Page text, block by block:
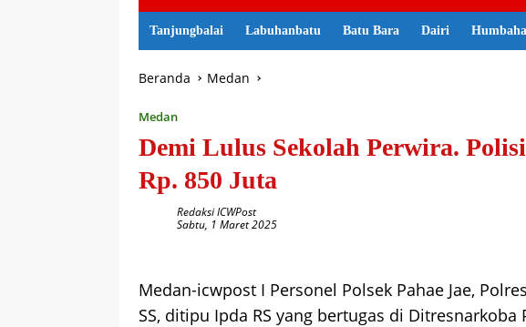
Tanjungbalai Labuhanbatu Batu Bara Dairi
Beranda Medan
Medan
Demi Lulus Sekolah Perwira.
Rp. 850 Juta
Redaksi ICWPost
Sabtu, 1 Maret 2025
Medan-icwpost I Personel Polsek Pahae Jae,
SS, ditipu Ipda RS yang bertugas di